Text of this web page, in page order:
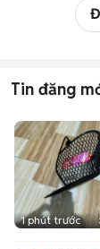
Tin đăng
1 phút trước